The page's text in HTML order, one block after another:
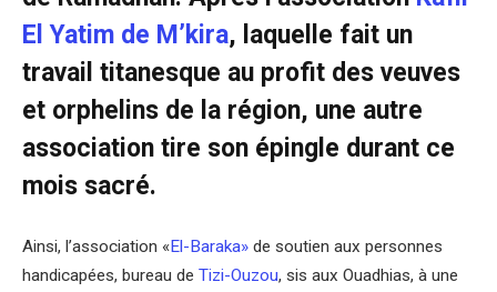
El Yatim de M’kira, laquelle fait un
travail titanesque au profit des veuves
et orphelins de la région, une autre
association tire son épingle durant ce
mois sacré.
Ainsi, l’association «El-Baraka» de soutien aux personnes
handicapées, bureau de Tizi-Ouzou, sis aux Ouadhias, à une